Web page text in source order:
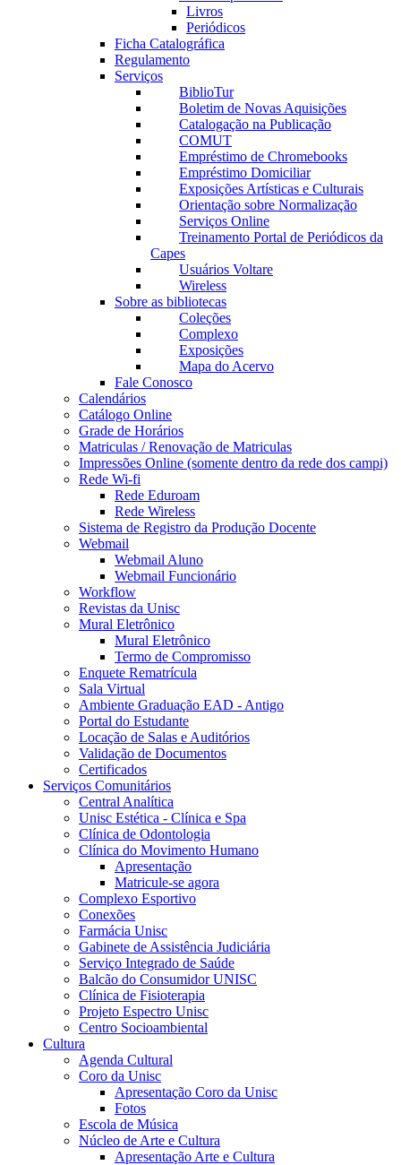
Livros
Periódicos
Ficha Catalográfica
Regulamento
Serviços
BiblioTur
Boletim de Novas Aquisições
Catalogação na Publicação
COMUT
Empréstimo de Chromebooks
Empréstimo Domiciliar
Exposições Artísticas e Culturais
Orientação sobre Normalização
Serviços Online
Treinamento Portal de Periódicos da
Capes
Usuários Voltare
Wireless
Sobre as bibliotecas
Coleções
Complexo
Exposições
Mapa do Acervo
Fale Conosco
Calendários
Catálogo Online
Grade de Horários
Matriculas / Renovação de Matriculas
Impressões Online (somente dentro da rede dos campi)
Rede Wi-fi
Rede Eduroam
Rede Wireless
Sistema de Registro da Produção Docente
Webmail
Webmail Aluno
Webmail Funcionário
Workflow
Revistas da Unisc
Mural Eletrônico
Mural Eletrônico
Termo de Compromisso
Enquete Rematrícula
Sala Virtual
Ambiente Graduação EAD - Antigo
Portal do Estudante
Locação de Salas e Auditórios
Validação de Documentos
Certificados
Serviços Comunitários
Central Analítica
Unisc Estética - Clínica e Spa
Clínica de Odontologia
Clínica do Movimento Humano
Apresentação
Matricule-se agora
Complexo Esportivo
Conexões
Farmácia Unisc
Gabinete de Assistência Judiciária
Serviço Integrado de Saúde
Balcão do Consumidor UNISC
Clínica de Fisioterapia
Projeto Espectro Unisc
Centro Socioambiental
Cultura
Agenda Cultural
Coro da Unisc
Apresentação Coro da Unisc
Fotos
Escola de Música
Núcleo de Arte e Cultura
Apresentação Arte e Cultura